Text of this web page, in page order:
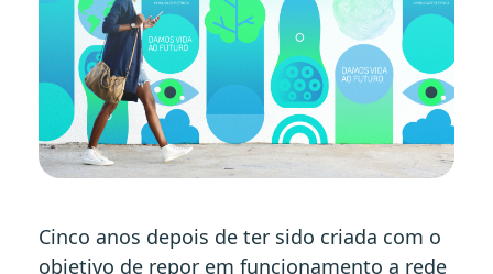
Cinco anos depois de ter sido criada com o
objetivo de repor em funcionamento a rede